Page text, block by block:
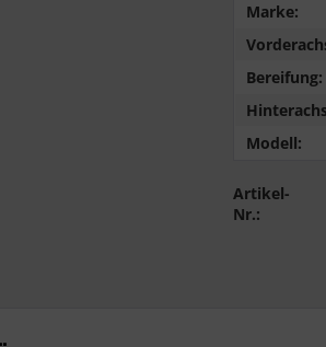
Marke:
Bereifung:
Modell:
Artikel-
Nr.: